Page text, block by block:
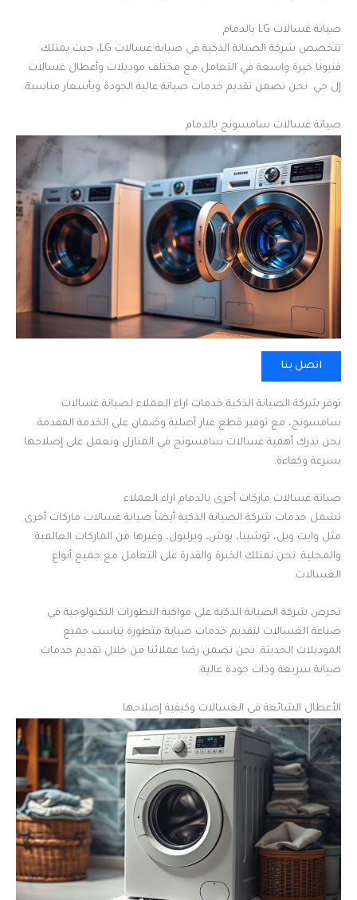
صيانة غسالات LG بالدمام
تتخصص شركة الصيانة الذكية في صيانة غسالات LG، حيث يمتلك
فنيونا خبرة واسعة في التعامل مع مختلف موديلات وأعطال غسالات
إل جي. نحن نضمن تقديم خدمات صيانة عالية الجودة وبأسعار مناسبة.
صيانة غسالات سامسونج بالدمام
اتصل بنا
توفر شركة الصيانة الذكية خدمات اراء العملاء لصيانة غسالات
سامسونج، مع توفير قطع غيار أصلية وضمان على الخدمة المقدمة.
نحن ندرك أهمية غسالات سامسونج في المنازل ونعمل على إصلاحها
بسرعة وكفاءة.
صيانة غسالات ماركات أخرى بالدمام اراء العملاء
تشمل خدمات شركة الصيانة الذكية أيضاً صيانة غسالات ماركات أخرى
مثل وايت ويل، توشيبا، بوش، ويرلبول، وغيرها من الماركات العالمية
والمحلية. نحن نمتلك الخبرة والقدرة على التعامل مع جميع أنواع
الغسالات.
تحرص شركة الصيانة الذكية على مواكبة التطورات التكنولوجية في
صناعة الغسالات لتقديم خدمات صيانة متطورة تناسب جميع
الموديلات الحديثة. نحن نضمن رضا عملائنا من خلال تقديم خدمات
صيانة سريعة وذات جودة عالية.
الأعطال الشائعة في الغسالات وكيفية إصلاحها